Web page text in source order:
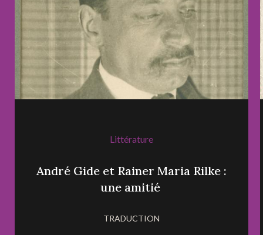
Littérature
André Gide et Rainer Maria Rilke :
une amitié
TRADUCTION